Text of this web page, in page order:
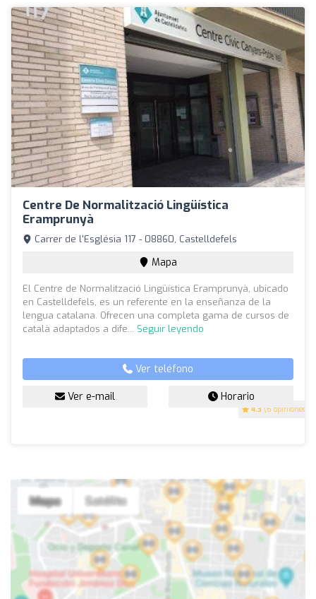
Centre De Normalització Lingüística
Eramprunyà
4.3 (6 opiniones)
Carrer de l'Església 117 - 08860, Castelldefels
Mapa
El Centre de Normalització Lingüística Eramprunyà, ubicado
en Castelldefels, es un referente en la enseñanza de la
lengua catalana. Ofrecen una completa gama de cursos de
català adaptados a dife... Seguir leyendo
Ver teléfono
Ver e-mail Horario